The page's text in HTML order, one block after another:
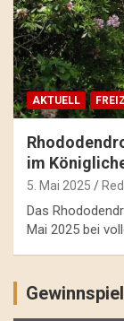
AKTUELL
im
5. Mai 2025
Das
Mai 2025 bei
Gewinnspiel